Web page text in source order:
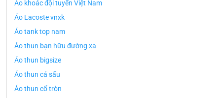
Áo khoác đội tuyển Việt Nam
Áo Lacoste vnxk
Áo tank top nam
Áo thun bạn hữu đường xa
Áo thun bigsize
Áo thun cá sấu
Áo thun cổ tròn